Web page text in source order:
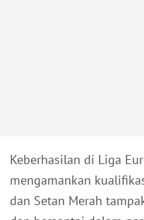
Keberhasilan di Liga
mengamankan
dan Setan Merah